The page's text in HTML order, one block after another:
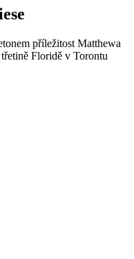
příležitost Matthewa
Floridě v Torontu